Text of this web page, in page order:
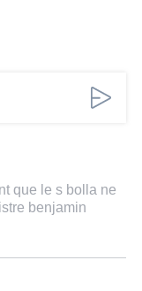
que le s bolla ne
benjamin